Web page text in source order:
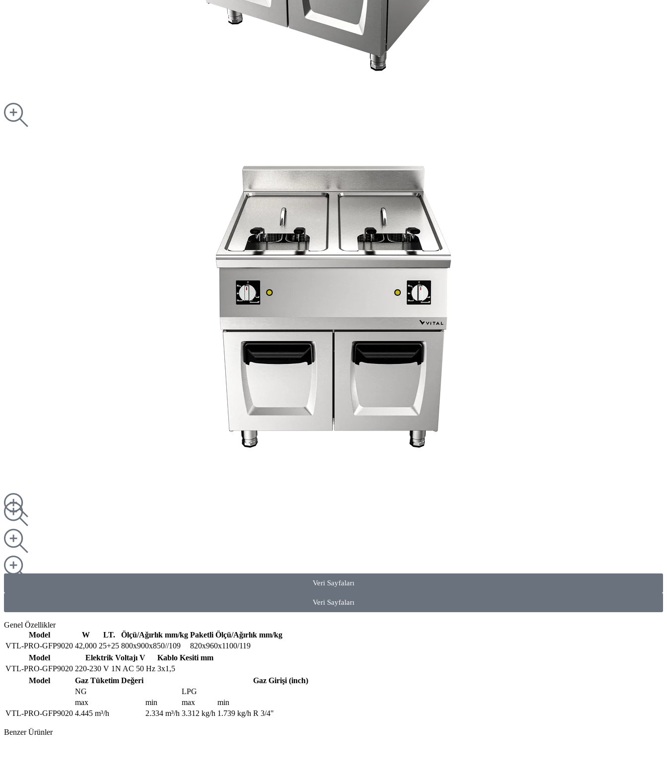
Veri Sayfaları
Veri Sayfaları
Genel Özellikler
Model
W LT. Ölçü/Ağırlık mm/kg Paketli Ölçü/Ağırlık mm/kg
VTL-PRO-GFP9020 42,000 25+25 800x900x850//109
820x960x1100/119
Model
Elektrik Voltajı V
Kablo Kesiti mm
VTL-PRO-GFP9020 220-230 V 1N AC 50 Hz 3x1,5
Model
Gaz Tüketim Değeri
Gaz Girişi (inch)
NG
LPG
max
min max
min
VTL-PRO-GFP9020 4.445 m³/h 2.334 m³/h 3.312 kg/h 1.739 kg/h R 3/4"
Benzer Ürünler